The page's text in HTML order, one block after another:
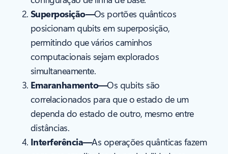
Superposição—Os portões quânticos
posicionam qubits em superposição,
permitindo que vários caminhos
computacionais sejam explorados
simultaneamente.
Emaranhamento—Os qubits são
correlacionados para que o estado de um
dependa do estado de outro, mesmo entre
distâncias.
Interferência—As operações quânticas fazem